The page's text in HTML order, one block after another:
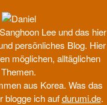
Lee und das hier
persönliches Blog. Hier
möglichen, alltäglichen
Themen.
aus Korea. Was das
blogge ich aufdurumi.de.